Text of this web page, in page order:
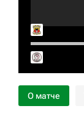
О матче